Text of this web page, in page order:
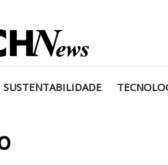
SUSTENTABILIDADE